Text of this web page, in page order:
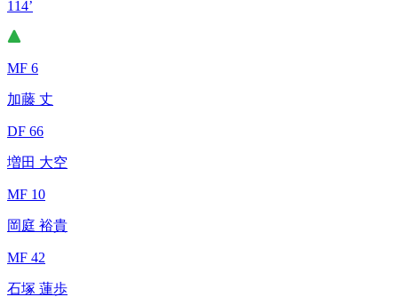
114’
MF 6
加藤 丈
DF 66
増田 大空
MF 10
岡庭 裕貴
MF 42
石塚 蓮歩